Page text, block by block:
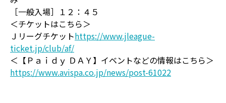
［一般入場］１２：４５
＜チケットはこちら＞
Ｊリーグチケットhttps://www.jleague-
ticket.jp/club/af/
＜【Ｐａｉｄｙ ＤＡＹ】イベントなどの情報はこちら＞
https://www.avispa.co.jp/news/post-61022